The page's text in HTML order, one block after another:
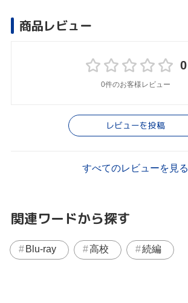
商品レビュー
0
0件のお客様レビュー
レビューを投稿
すべてのレビューを見る
関連ワードから探す
Blu-ray 高校 続編